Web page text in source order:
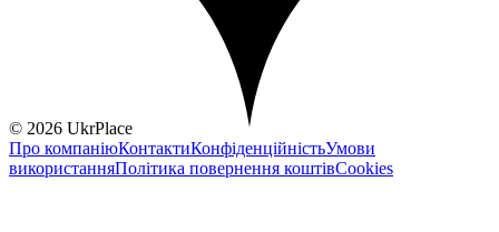
© 2026 UkrPlace
Про компаніюКонтактиКонфіденційністьУмови
використанняПолітика повернення коштівCookies